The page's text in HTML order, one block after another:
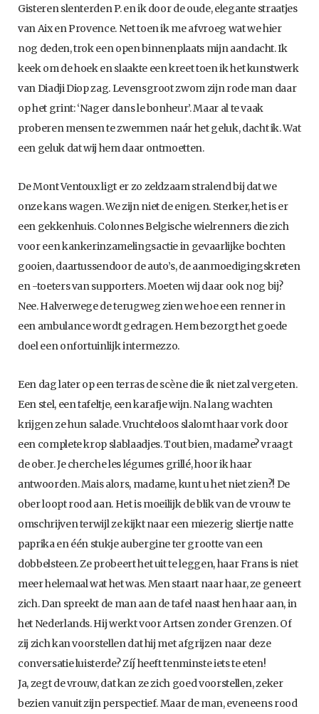
Gisteren slenterden P. en ik door de oude, elegante straatjes
van Aix en Provence. Net toen ik me afvroeg wat we hier
nog deden, trok een open binnenplaats mijn aandacht. Ik
keek om de hoek en slaakte een kreet toen ik het kunstwerk
van Diadji Diop zag. Levensgroot zwom zijn rode man daar
op het grint: ‘Nager dans le bonheur’. Maar al te vaak
proberen mensen te zwemmen naár het geluk, dacht ik. Wat
een geluk dat wij hem daar ontmoetten.
De Mont Ventoux ligt er zo zeldzaam stralend bij dat we
onze kans wagen. We zijn niet de enigen. Sterker, het is er
een gekkenhuis. Colonnes Belgische wielrenners die zich
voor een kankerinzamelingsactie in gevaarlijke bochten
gooien, daartussendoor de auto’s, de aanmoedigingskreten
en -toeters van supporters. Moeten wij daar ook nog bij?
Nee. Halverwege de terugweg zien we hoe een renner in
een ambulance wordt gedragen. Hem bezorgt het goede
doel een onfortuinlijk intermezzo.
Een dag later op een terras de scène die ik niet zal vergeten.
Een stel, een tafeltje, een karafje wijn. Na lang wachten
krijgen ze hun salade. Vruchteloos slalomt haar vork door
een complete krop slablaadjes. Tout bien, madame? vraagt
de ober. Je cherche les légumes grillé, hoor ik haar
antwoorden. Mais alors, madame, kunt u het niet zien?! De
ober loopt rood aan. Het is moeilijk de blik van de vrouw te
omschrijven terwijl ze kijkt naar een miezerig sliertje natte
paprika en één stukje aubergine ter grootte van een
dobbelsteen. Ze probeert het uit te leggen, haar Frans is niet
meer helemaal wat het was. Men staart naar haar, ze geneert
zich. Dan spreekt de man aan de tafel naast hen haar aan, in
het Nederlands. Hij werkt voor Artsen zonder Grenzen. Of
zij zich kan voorstellen dat hij met afgrijzen naar deze
conversatie luisterde? Zíj heeft tenminste iets te eten!
Ja, zegt de vrouw, dat kan ze zich goed voorstellen, zeker
bezien vanuit zijn perspectief. Maar de man, eveneens rood